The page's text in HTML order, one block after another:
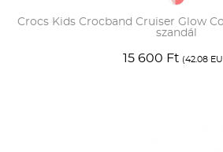
Crocs Kids Crocband Cruiser Glow
szandál
15 600 Ft (42.08